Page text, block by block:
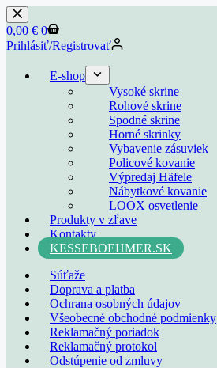
0,00 € 0
Prihlásiť/Registrovať
E-shop
Vysoké skrine
Rohové skrine
Spodné skrine
Horné skrinky
Vybavenie zásuviek
Policové kovanie
Výpredaj Häfele
Nábytkové kovanie
LOOX osvetlenie
Produkty v zľave
Kontakty
KESSEBOEHMER.SK
Súťaže
Doprava a platba
Ochrana osobných údajov
Všeobecné obchodné podmienky
Reklamačný poriadok
Reklamačný protokol
Odstúpenie od zmluvy